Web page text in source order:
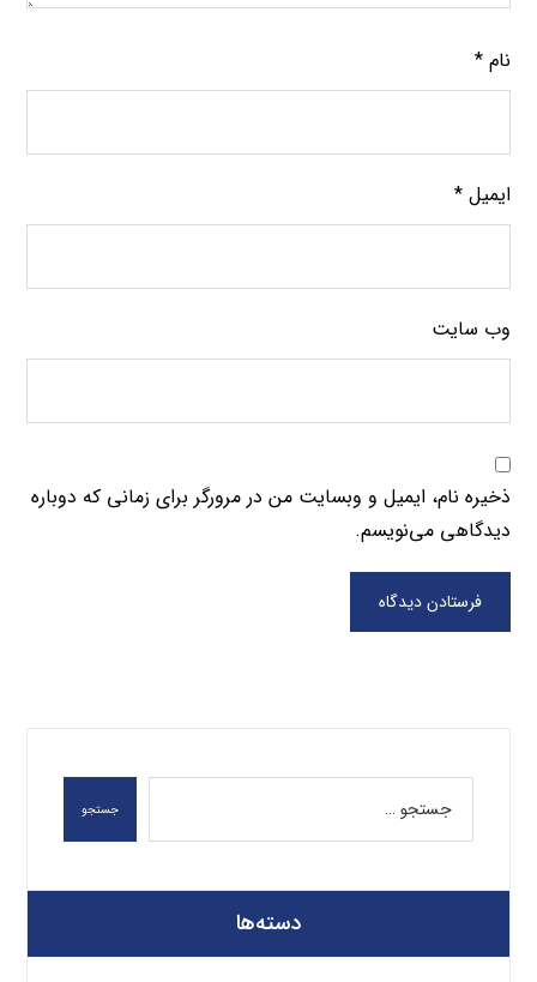
نام*
ایمیل*
وب‌ سایت
ذخیره نام، ایمیل و وبسایت من در مرورگر برای زمانی که دوباره
دیدگاهی می‌نویسم.
فرستادن دیدگاه
جستجو
دسته‌ها